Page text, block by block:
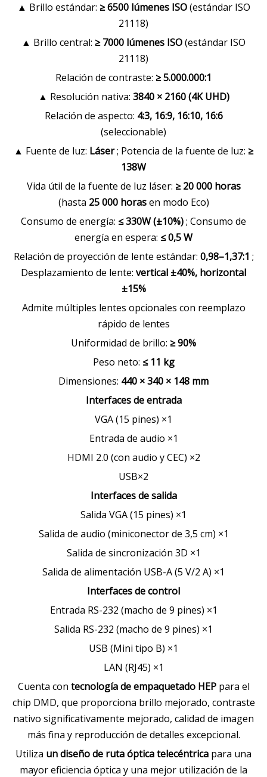
▲ Brillo estándar: ≥ 6500 lúmenes ISO(estándar ISO
21118)
▲ Brillo central: ≥ 7000 lúmenes ISO(estándar ISO
21118)
Relación de contraste: ≥ 5.000.000:1
▲ Resolución nativa: 3840 × 2160 (4K UHD)
Relación de aspecto: 4:3, 16:9, 16:10, 16:6
(seleccionable)
▲ Fuente de luz: Láser; Potencia de la fuente de luz: ≥
138W
Vida útil de la fuente de luz láser: ≥ 20 000 horas
(hasta 25 000 horasen modo Eco)
Consumo de energía: ≤ 330W (±10%); Consumo de
energía en espera: ≤ 0,5 W
Relación de proyección de lente estándar: 0,98–1,37:1 ;
Desplazamiento de lente: vertical ±40%, horizontal
±15%
Admite múltiples lentes opcionales con reemplazo
rápido de lentes
Uniformidad de brillo: ≥ 90%
Peso neto: ≤ 11 kg
Dimensiones: 440 × 340 × 148 mm
Interfaces de entrada
VGA (15 pines) ×1
Entrada de audio ×1
HDMI 2.0 (con audio y CEC) ×2
USB×2
Interfaces de salida
Salida VGA (15 pines) ×1
Salida de audio (miniconector de 3,5 cm) ×1
Salida de sincronización 3D ×1
Salida de alimentación USB-A (5 V/2 A) ×1
Interfaces de control
Entrada RS-232 (macho de 9 pines) ×1
Salida RS-232 (macho de 9 pines) ×1
USB (Mini tipo B) ×1
LAN (RJ45) ×1
Cuenta con tecnología de empaquetado HEP para el
chip DMD, que proporciona brillo mejorado, contraste
nativo significativamente mejorado, calidad de imagen
más fina y reproducción de detalles excepcional.
Utiliza un diseño de ruta óptica telecéntrica para una
mayor eficiencia óptica y una mejor utilización de la